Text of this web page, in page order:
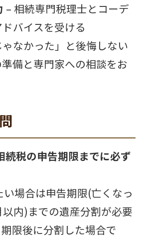
– 相続専門税理士とコーデ
バイスを受ける
ゃなかった」と後悔しない
備と専門家への相談をお
続税の申告期限までに必ず
場合は申告期限(亡くなっ
内)までの遺産分割が必要
限後に分割した場合で